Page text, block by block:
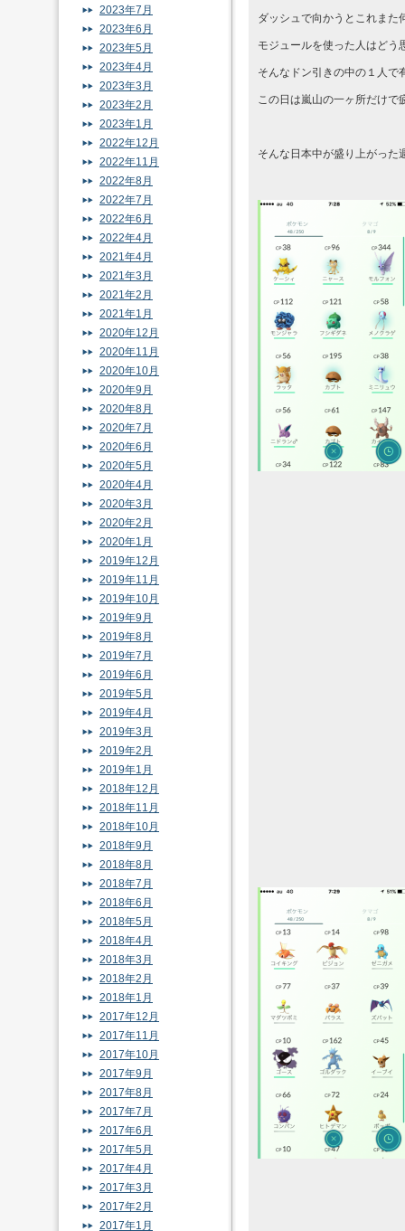
ダッシュで向かうとこれまた
モジュールを使った人はどう
そんなドン引きの中の１人で
この日は嵐山の一ヶ所だけで
そんな日本中が盛り上がっ
2023年7月
2023年6月
2023年5月
2023年4月
2023年3月
2023年2月
2023年1月
2022年12月
2022年11月
2022年8月
2022年7月
2022年6月
2022年4月
2021年4月
2021年3月
2021年2月
2021年1月
2020年12月
2020年11月
2020年10月
2020年9月
2020年8月
2020年7月
2020年6月
2020年5月
2020年4月
2020年3月
2020年2月
2020年1月
2019年12月
2019年11月
2019年10月
2019年9月
2019年8月
2019年7月
2019年6月
2019年5月
2019年4月
2019年3月
2019年2月
2019年1月
2018年12月
2018年11月
2018年10月
2018年9月
2018年8月
2018年7月
2018年6月
2018年5月
2018年4月
2018年3月
2018年2月
2018年1月
2017年12月
2017年11月
2017年10月
2017年9月
2017年8月
2017年7月
2017年6月
2017年5月
2017年4月
2017年3月
2017年2月
2017年1月